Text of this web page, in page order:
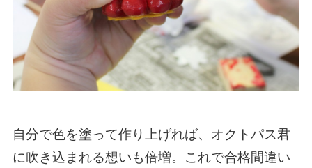
自分で色を塗って作り上げれば、オクトパス君
に吹き込まれる想いも倍増。これで合格間違い